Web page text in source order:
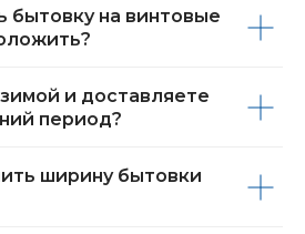
бытовку на винтовые
и доставляете
период?
ширину бытовки